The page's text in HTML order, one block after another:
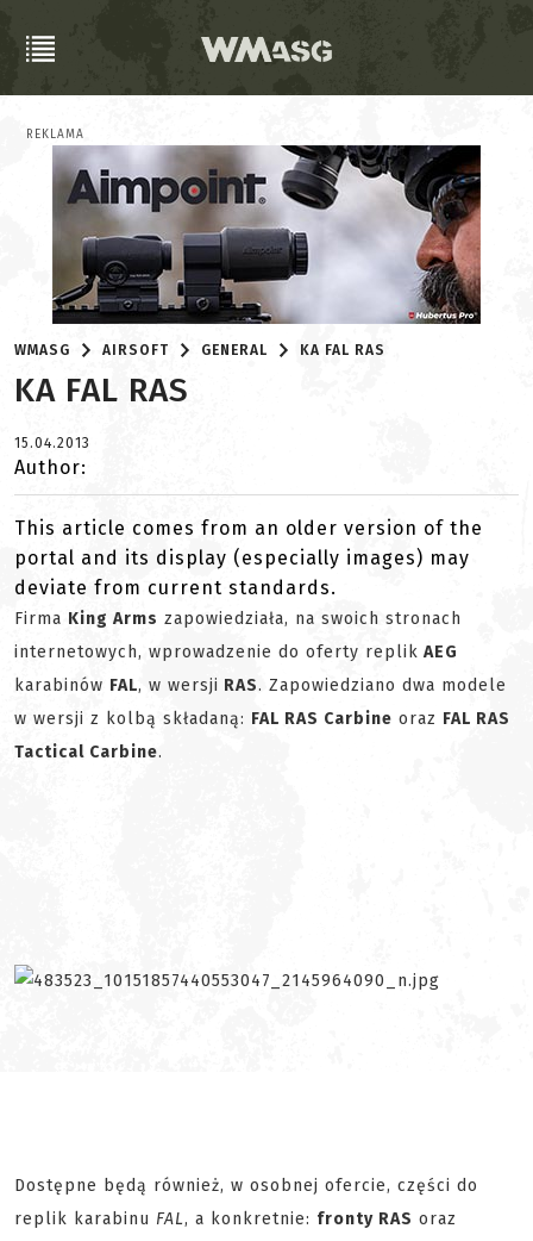
REKLAMA
WMASG AIRSOFT GENERAL KA FAL RAS
KA FAL RAS
15.04.2013
Author:
This article comes from an older version of the
portal and its display (especially images) may
deviate from current standards.
Firma King Arms zapowiedziała, na swoich stronach
internetowych, wprowadzenie do oferty replik AEG
karabinów FAL, w wersji RAS. Zapowiedziano dwa modele
w wersji z kolbą składaną: FAL RAS Carbine oraz FAL RAS
Tactical Carbine.
Dostępne będą również, w osobnej ofercie, części do
replik karabinu FAL, a konkretnie: fronty RAS oraz